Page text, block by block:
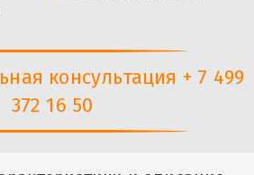
консультация + 7 499
372 16 50